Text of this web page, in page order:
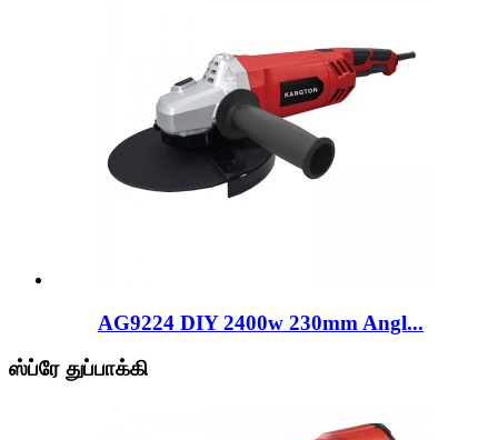
AG9224 DIY 2400w 230mm Angl...
ஸ்ப்ரே துப்பாக்கி